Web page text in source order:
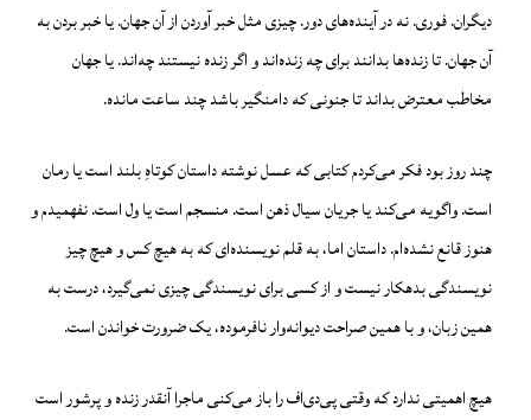
دیگران. فوری. نه در آینده‌های دور. چیزی مثل خبر آوردن از آن جهان. یا خبر بردن به
آن جهان. تا زنده‌ها بدانند برای چه زنده‌اند و اگر زنده‌ نیستند چه‌اند. یا جهان
مخاطب معترض بداند تا جنونی که دامنگیر باشد چند ساعت مانده.
چند روز بود فکر می‌کردم کتابی که عسل نوشته داستان کوتاهِ بلند است یا رمان
است. واگویه می‌کند یا جریان سیال ذهن است. منسجم است یا ول است. نفهمیدم و
هنوز قانع نشده‌ام. داستان اما، به قلم نویسنده‌ای که به هیچ کس و هیچ چیز
نویسندگی بدهکار نیست و از کسی برای نویسندگی چیزی نمی‌گیرد، درست به
همین زبان، و با همین صراحت دیوانه‌وار نافرموده، یک ضرورت خواندن است.
هیچ اهمیتی ندارد که وقتی پی‌دی‌اف را باز می‌کنی ماجرا آنقدر زنده و پرشور است